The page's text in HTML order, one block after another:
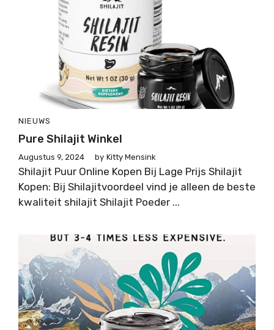
NIEUWS
Pure Shilajit Winkel
Augustus 9, 2024 by Kitty Mensink
Shilajit Puur Online Kopen Bij Lage Prijs Shilajit
Kopen: Bij Shilajitvoordeel vind je alleen de beste
kwaliteit shilajit Shilajit Poeder ...